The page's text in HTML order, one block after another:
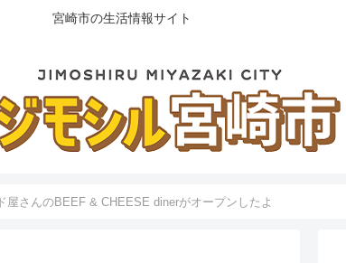
宮崎市の生活情報サイト
屋さんのBEEF & CHEESE dinerがオープンしたよ